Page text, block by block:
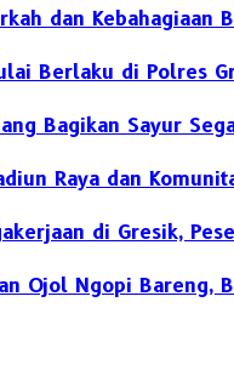
dan Kebahagiaan
Berlaku di Polres
Bagikan Sayur
Raya dan
di Gresik,
Ojol Ngopi Bareng,